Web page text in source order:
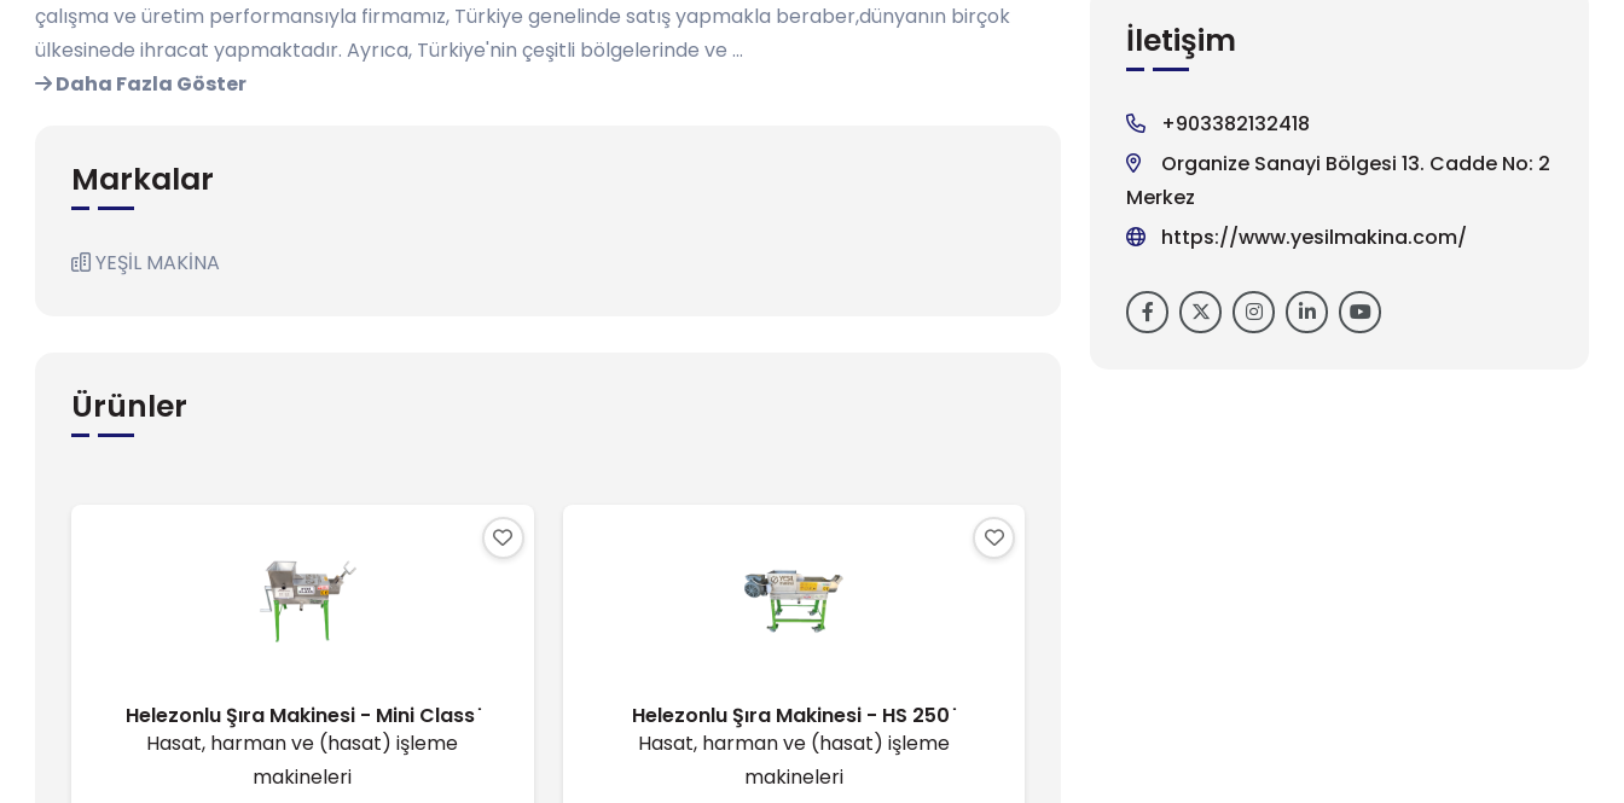
çalışma ve üretim performansıyla firmamız, Türkiye genelinde satış yapmakla beraber,dünyanın birçok
ülkesinede ihracat yapmaktadır. Ayrıca, Türkiye'nin çeşitli bölgelerinde ve ...
Daha Fazla Göster
Markalar
YEŞİL MAKİNA
Ürünler
Helezonlu Şıra Makinesi - Mini Class ̇
Hasat, harman ve (hasat) işleme
makineleri
Helezonlu Şıra Makinesi - HS 250 ̇
Hasat, harman ve (hasat) işleme
makineleri
İletişim
+903382132418
Organize Sanayi Bölgesi 13. Cadde No: 2
Merkez
https://www.yesilmakina.com/